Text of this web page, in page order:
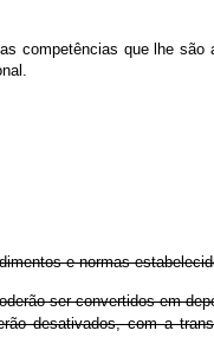
competências que lhe são
e normas
ser convertidos em
desativados, com a